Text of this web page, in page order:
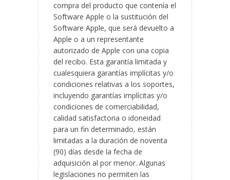
compra del producto que contenía el
Software Apple o la sustitución del
Software Apple, que será devuelto a
Apple o a un representante
autorizado de Apple con una copia
del recibo. Esta garantía limitada y
cualesquiera garantías implícitas y/o
condiciones relativas a los soportes,
incluyendo garantías implícitas y/o
condiciones de comerciabilidad,
calidad satisfactoria o idoneidad
para un fin determinado, están
limitadas a la duración de noventa
(90) días desde la fecha de
adquisición al por menor. Algunas
legislaciones no permiten las